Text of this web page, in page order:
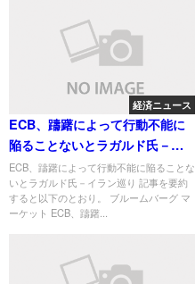
経済ニュース
ECB、躊躇によって行動不能に
陥ることないとラガルド氏－イ
ラン巡り
ECB、躊躇によって行動不能に陥ることな
いとラガルド氏－イラン巡り 記事を要約
すると以下のとおり。 ブルームバーグ マ
ーケット ECB、躊躇...